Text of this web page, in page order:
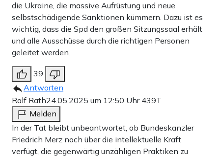
die Ukraine, die massive Aufrüstung und neue
selbstschädigende Sanktionen kümmern. Dazu ist es
wichtig, dass die Spd den großen Sitzungssaal erhält
und alle Ausschüsse durch die richtigen Personen
geleitet werden.
39
Antworten
Ralf Rath24.05.2025 um 12:50 Uhr 439T
Melden
In der Tat bleibt unbeantwortet, ob Bundeskanzler
Friedrich Merz noch über die intellektuelle Kraft
verfügt, die gegenwärtig unzähligen Praktiken zu